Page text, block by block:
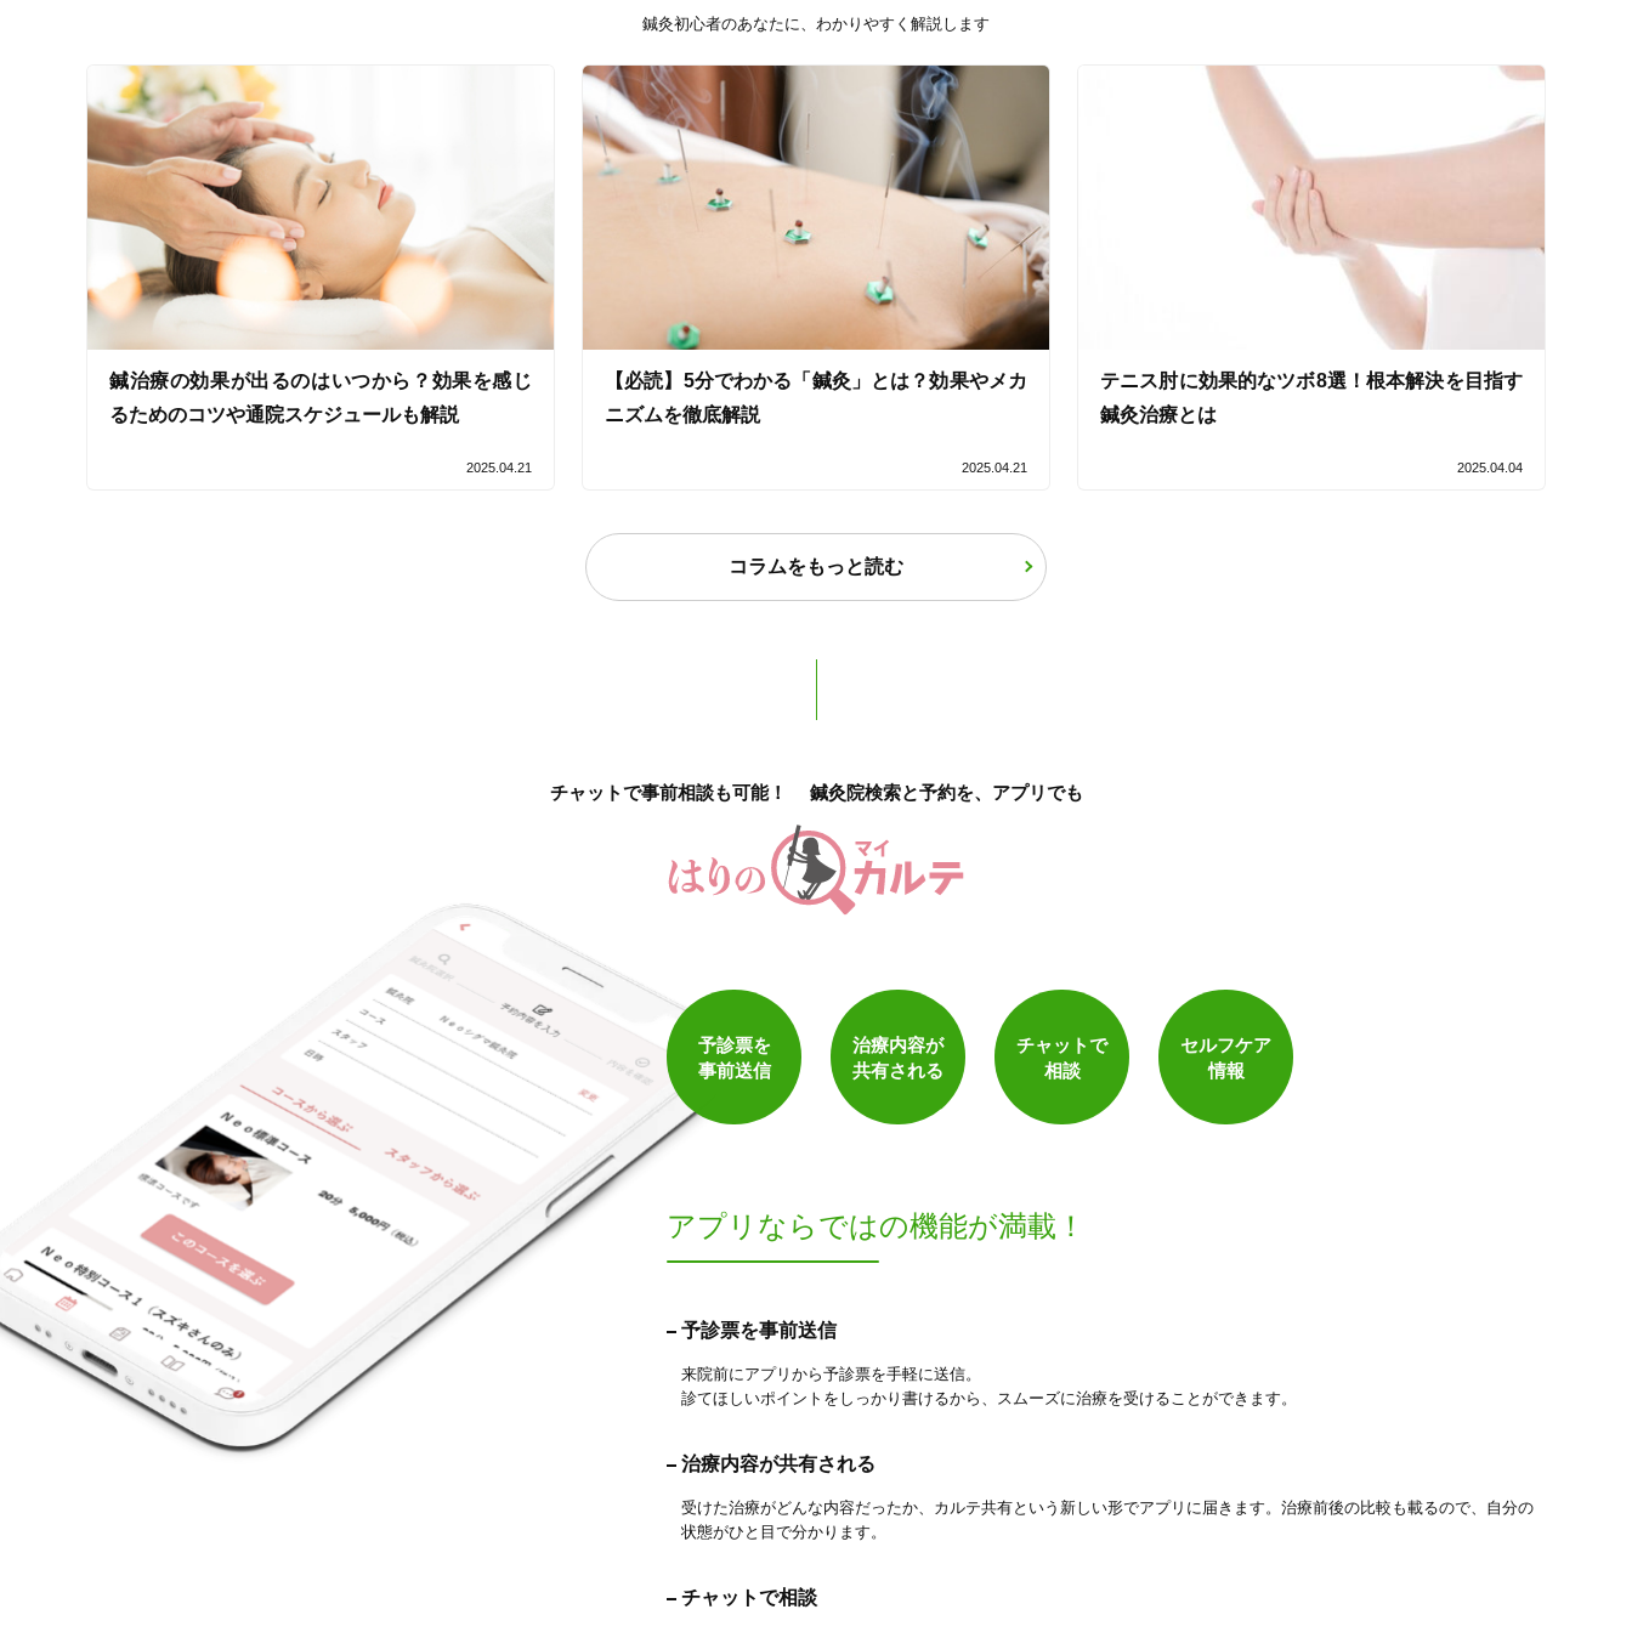
カルテ共有 経験豊富なスタッフ在籍
施術の特徴
痛みの少ない鍼シール 使い捨て鍼使用 トライアルコースあり
支払いに関する特徴
特典あり 保険適用の相談可 地域支援クーポン可
クレカ可
鍼灸初心者のあなたに、わかりやすく解説します
鍼治療の効果が出るのはいつから？効果を感じ
るためのコツや通院スケジュールも解説
2025.04.21
【必読】5分でわかる「鍼灸」とは？効果やメカ
ニズムを徹底解説
2025.04.21
テニス肘に効果的なツボ8選！根本解決を目指す
鍼灸治療とは
2025.04.04
コラムをもっと読む
チャットで事前相談も可能！ 鍼灸院検索と予約を、アプリでも
予診票を
事前送信
治療内容が
共有される
チャットで
相談
セルフケア
情報
アプリならではの機能が満載！
予診票を事前送信
来院前にアプリから予診票を手軽に送信。
診てほしいポイントをしっかり書けるから、スムーズに治療を受けることができます。
治療内容が共有される
受けた治療がどんな内容だったか、カルテ共有という新しい形でアプリに届きます。治療前後の比較も載るので、自分の
状態がひと目で分かります。
チャットで相談